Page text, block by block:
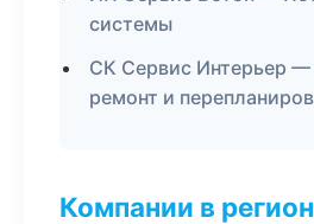
системы
СК Сервис Интерьер —
ремонт и
Компании в